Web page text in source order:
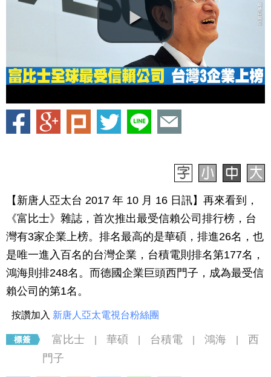
【新唐人亞太台 2017 年 10 月 16 日訊】再來看到，
《富比士》雜誌，首次推出最受信賴公司排行榜，台
灣有3家企業上榜。排名最高的是華碩，排進26名，也
是唯一進入百名的台灣企業，台積電則排名第177名，
鴻海則排248名。而德國企業巨頭西門子，成為最受信
賴公司的第1名。
按讚加入 新唐人亞太電視台粉絲團
富比士 華碩 台積電 鴻海
西
門子